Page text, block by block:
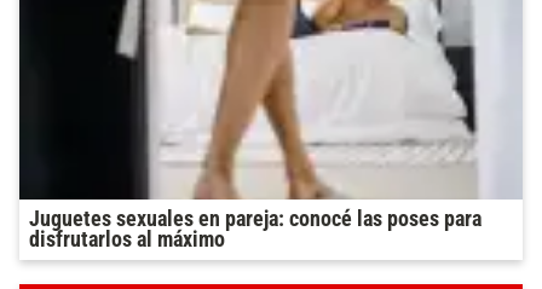
Juguetes sexuales en pareja: conocé las poses para
disfrutarlos al máximo